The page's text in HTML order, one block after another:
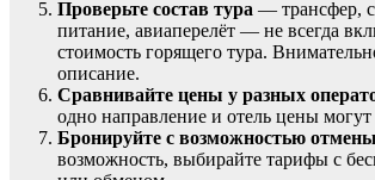
Проверьте состав тура — трансфер,
питание, авиаперелёт — не всегда
стоимость горящего тура.
описание.
Сравнивайте цены у разных
одно направление и отель цены могут
Бронируйте с возможностью отмены
возможность, выбирайте тарифы с